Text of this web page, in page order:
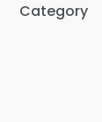
Category